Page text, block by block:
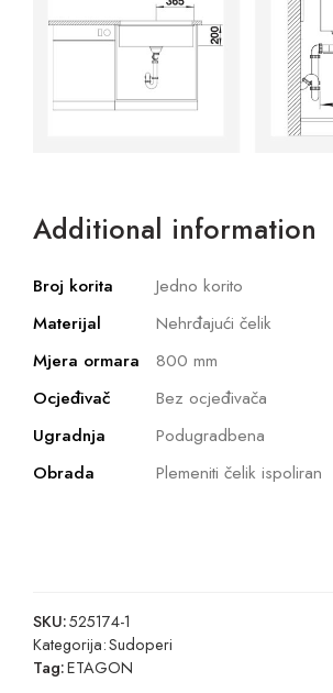
Additional information
Broj korita
Jedno korito
Materijal
Nehrđajući čelik
Mjera ormara
800 mm
Ocjeđivač
Bez ocjeđivača
Ugradnja
Podugradbena
Obrada
Plemeniti čelik ispoliran
SKU:525174-1
Kategorija:Sudoperi
Tag:ETAGON